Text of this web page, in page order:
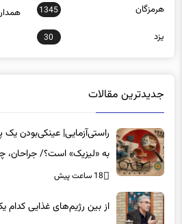
یزد 30
راستی‌آزمایی| عینکی‌بودن یک
به «لیزیک» است؟/ جراحان،
می‌کنند؟
18 ساعت پیش
18 ساعت پیش